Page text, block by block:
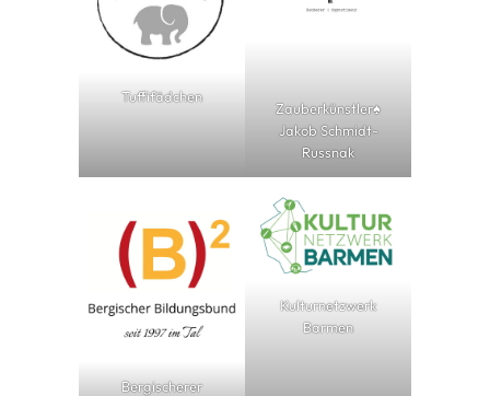
Tuffifädchen
Zauberkünstler♠︎
Jakob Schmidt-
Russnak
Bergischerer
Kulturnetzwerk
Barmen